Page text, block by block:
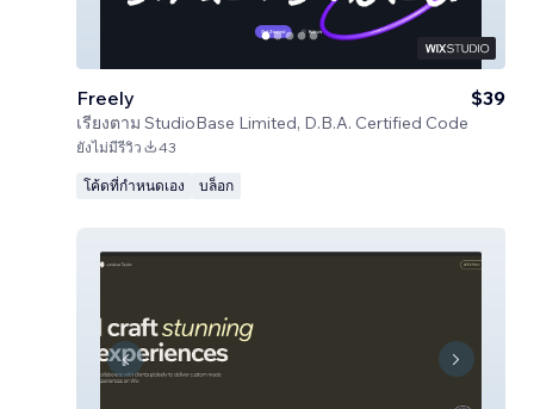
Freely
เรียงตาม StudioBase Limited, D.B.A. Certified Code
$39
ยังไม่มีรีวิว 43
โค้ดที่กำหนดเอง บล็อก